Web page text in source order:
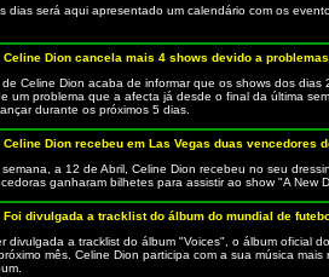
dias será aqui apresentado um calendário com os
Celine Dion cancela mais 4 shows devido a
de Celine Dion acaba de informar que os shows dos
um problema que a afecta já desde o final da última
durante os próximos 5 dias.
Celine Dion recebeu em Las Vegas duas vencedores
a 12 de Abril, Celine Dion recebeu no seu
ganharam bilhetes para assistir ao show "A New
Foi divulgada a tracklist do álbum do mundial de
divulgada a tracklist do álbum "Voices", o álbum oficial
mês. Celine Dion participa com a sua música